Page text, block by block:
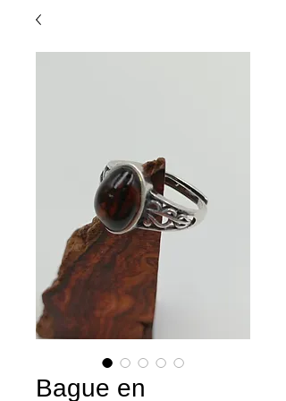
Bague en